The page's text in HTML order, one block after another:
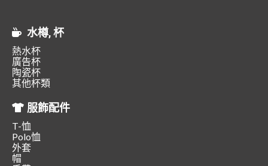
水樽, 杯
熱水杯
廣告杯
陶瓷杯
其他杯類
服飾配件
T-恤
Polo恤
外套
帽